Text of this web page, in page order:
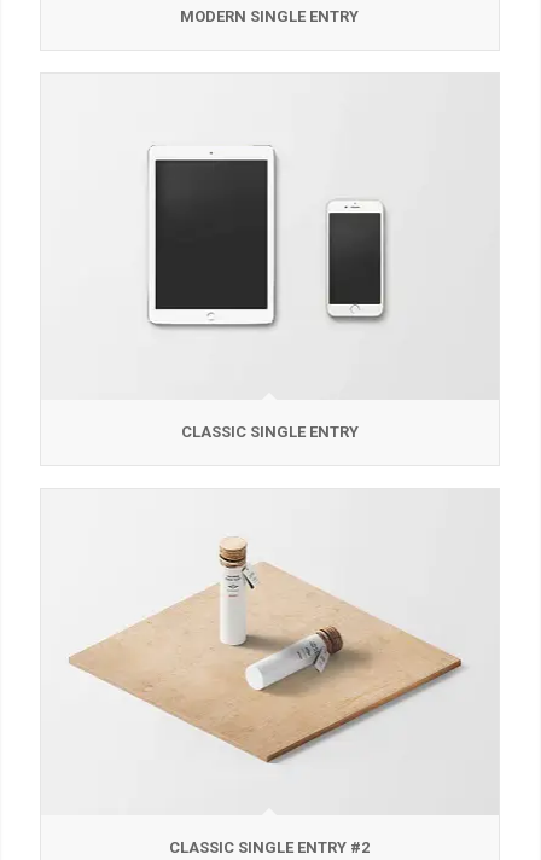
MODERN SINGLE ENTRY
CLASSIC SINGLE ENTRY
CLASSIC SINGLE ENTRY #2